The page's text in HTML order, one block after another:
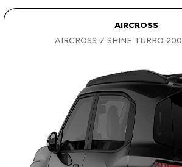
AIRCROSS
AIRCROSS 7 SHINE TURBO